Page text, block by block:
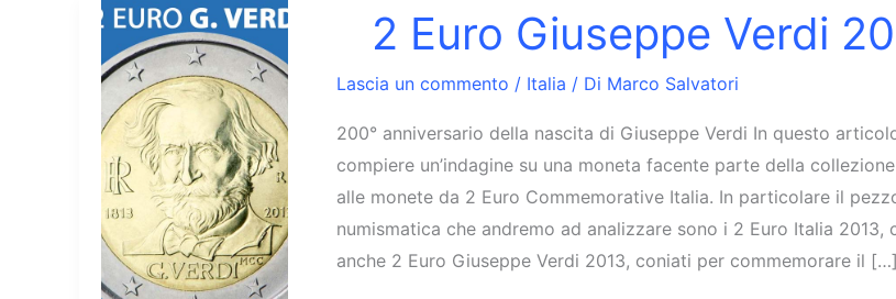
2 Euro Giuseppe Verdi
Lascia un commento / Italia / Di Marco Salvatori
200° anniversario della nascita di Giuseppe Verdi In questo
compiere un’indagine su una moneta facente parte della
alle monete da 2 Euro Commemorative Italia. In particolare il
numismatica che andremo ad analizzare sono i 2 Euro Italia 2013,
anche 2 Euro Giuseppe Verdi 2013, coniati per commemorare il […]